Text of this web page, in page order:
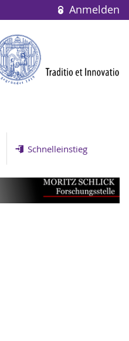
Anmelden
Schnelleinstieg